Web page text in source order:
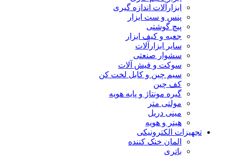
ابزارآلات اندازه گیری
پنس و ست ابزار
پیچ گوشتی
جعبه و کیف ابزار
سایر ابزارآلات
سشوار صنعتی
سوکت و فیش آلات
سیم چین و کابل لخت کن
کف چین
گیره مونتاژ و پایه هویه
مولتی متر
مینی دریل
هیتر و هویه
تجهیزات الکترونیکی
المان خنک کننده
باتری